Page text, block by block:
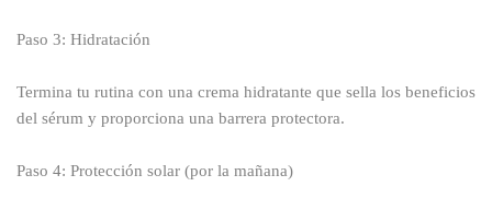
Paso 3: Hidratación
Termina tu rutina con una crema hidratante que sella los beneficios
del sérum y proporciona una barrera protectora.
Paso 4: Protección solar (por la mañana)